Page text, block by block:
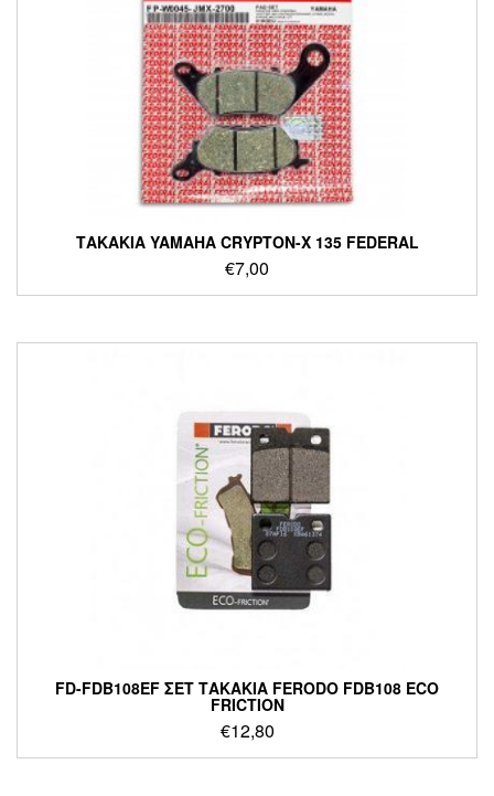
ΤΑΚΑΚΙΑ YAMAHA CRYPTON-X 135 FEDERAL
€7,00
FD-FDB108EF ΣΕΤ ΤΑΚΑΚΙΑ FERODO FDB108 ECO
FRICTION
€12,80